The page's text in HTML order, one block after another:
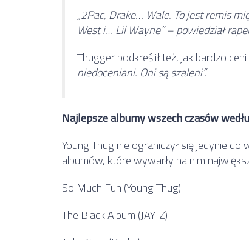
„2Pac, Drake… Wale. To jest remis
West i… Lil Wayne” – powiedział
Thugger podkreślił też, jak bardzo
niedoceniani. Oni są szaleni”.
Najlepsze albumy wszech czasów
Young Thug nie ograniczył się jedynie
albumów, które wywarły na nim
So Much Fun (Young Thug)
The Black Album (JAY-Z)